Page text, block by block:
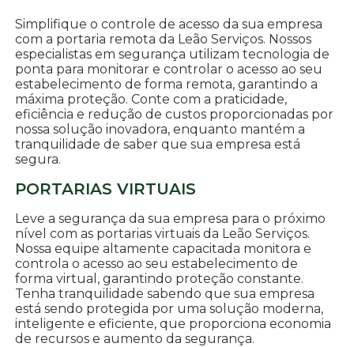
Simplifique o controle de acesso da sua empresa
com a portaria remota da Leão Serviços. Nossos
especialistas em segurança utilizam tecnologia de
ponta para monitorar e controlar o acesso ao seu
estabelecimento de forma remota, garantindo a
máxima proteção. Conte com a praticidade,
eficiência e redução de custos proporcionadas por
nossa solução inovadora, enquanto mantém a
tranquilidade de saber que sua empresa está
segura.
PORTARIAS VIRTUAIS
Leve a segurança da sua empresa para o próximo
nível com as portarias virtuais da Leão Serviços.
Nossa equipe altamente capacitada monitora e
controla o acesso ao seu estabelecimento de
forma virtual, garantindo proteção constante.
Tenha tranquilidade sabendo que sua empresa
está sendo protegida por uma solução moderna,
inteligente e eficiente, que proporciona economia
de recursos e aumento da segurança.